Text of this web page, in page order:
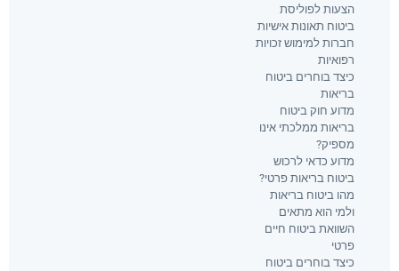
הצעות לפוליסת
ביטוח תאונות אישיות
חברות למימוש זכויות
רפואיות
כיצד בוחרים ביטוח
בריאות
מדוע חוק ביטוח
בריאות ממלכתי אינו
מספיק?
מדוע כדאי לרכוש
ביטוח בריאות פרטי?
מהו ביטוח בריאות
ולמי הוא מתאים
השוואת ביטוח חיים
פרטי
כיצד בוחרים ביטוח